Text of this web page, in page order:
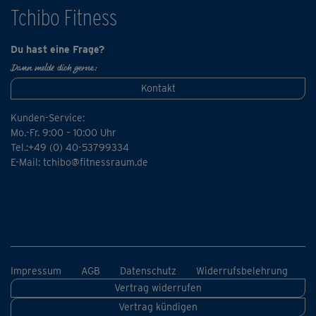
wieder über die Anzahl der Durchgänge.
Tipp: Wenn du das Tabata-Training noch nicht kennst,
solltest du dir vorher einmal die Erklärungen der High
Intensity Intervall-Übungen im Komplettkurs anschauen.
Fordere, aber überfordere dich bei der Ausführung nicht
und achte auf eine exakte Übungsausführung.
Tchibo Fitness
Du hast eine Frage?
Dann melde dich gerne:
Kontakt
Kunden-Service:
Mo.-Fr. 9:00 – 10:00 Uhr
Tel.:+49 (0) 40-53799334
E-Mail: tchibo@fitnessraum.de
Impressum AGB Datenschutz
Widerrufsbelehrung
Vertrag widerrufen
Vertrag kündigen